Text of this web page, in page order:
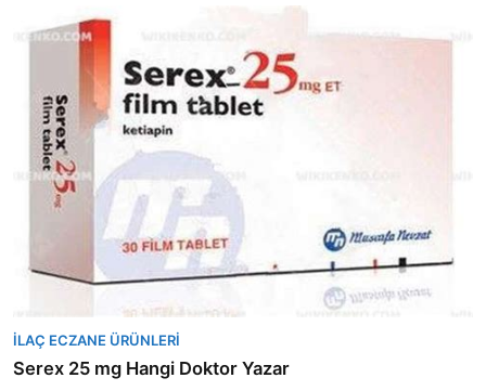
İLAÇ ECZANE ÜRÜNLERI
Serex 25 mg Hangi Doktor Yazar